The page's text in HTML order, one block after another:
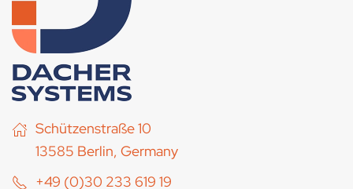
Schützenstraße 10
13585 Berlin, Germany
+49 (0)30 233 619 19